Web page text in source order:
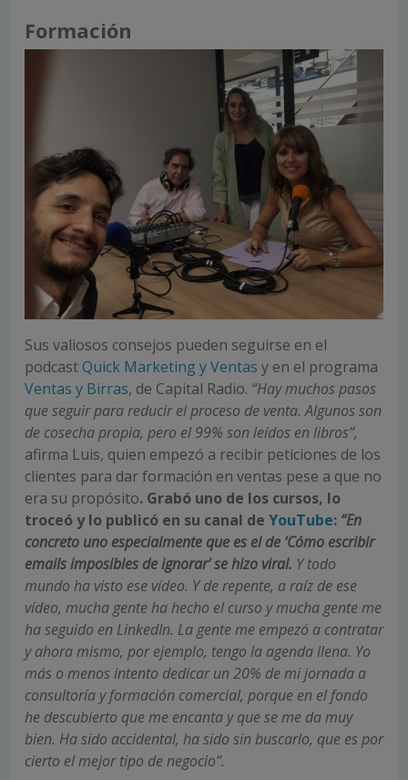
Formación
Sus valiosos consejos pueden seguirse en el
podcastQuick Marketing y Ventas y en el programa
Ventas y Birras, de Capital Radio. “Hay muchos pasos
que seguir para reducir el proceso de venta. Algunos son
de cosecha propia, pero el 99% son leídos en libros”,
afirma Luis, quien empezó a recibir peticiones de los
clientes para dar formación en ventas pese a que no
era su propósito. Grabó uno de los cursos, lo
troceó y lo publicó en su canal de YouTube: “En
concreto uno especialmente que es el de ‘Cómo escribir
emails imposibles de ignorar’ se hizo viral. Y todo
mundo ha visto ese vídeo. Y de repente, a raíz de ese
vídeo, mucha gente ha hecho el curso y mucha gente me
ha seguido en LinkedIn. La gente me empezó a contratar
y ahora mismo, por ejemplo, tengo la agenda llena. Yo
más o menos intento dedicar un 20% de mi jornada a
consultoría y formación comercial, porque en el fondo
he descubierto que me encanta y que se me da muy
bien. Ha sido accidental, ha sido sin buscarlo, que es por
cierto el mejor tipo de negocio”.